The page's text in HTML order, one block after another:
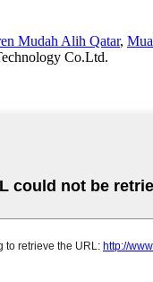
Mudah Alih Qatar,
Co.Ltd.